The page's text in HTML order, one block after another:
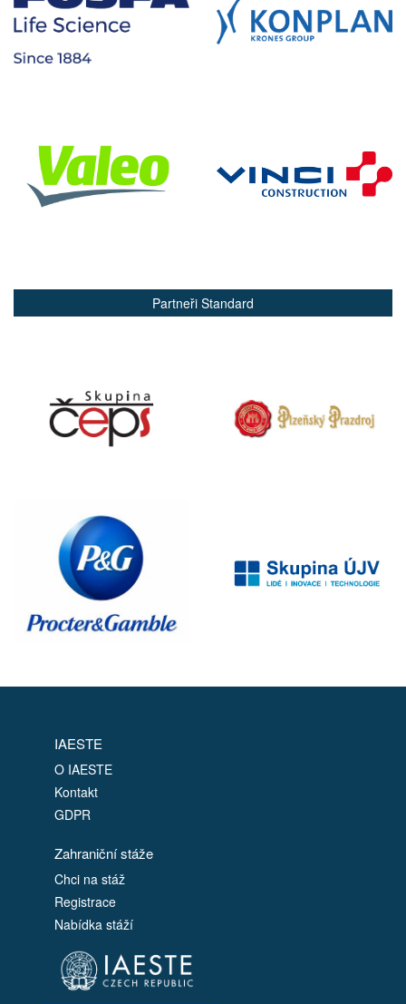
Partneři Standard
IAESTE
O IAESTE
Kontakt
GDPR
Zahraniční stáže
Chci na stáž
Registrace
Nabídka stáží